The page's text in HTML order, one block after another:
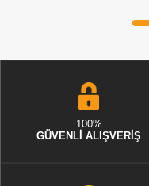
100%
GÜVENLİ ALIŞVERİŞ